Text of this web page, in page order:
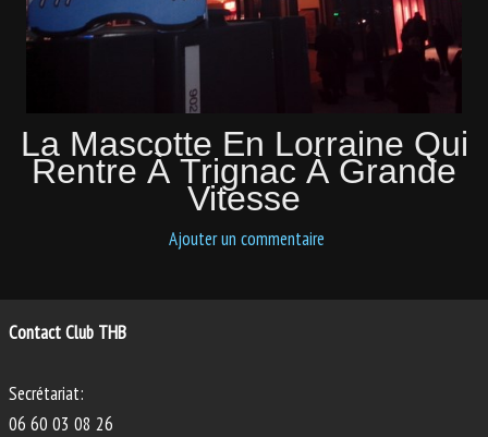
La Mascotte En Lorraine Qui
Rentre À Trignac À Grande
Vitesse
Ajouter un commentaire
Contact Club THB
Secrétariat:
06 60 03 08 26